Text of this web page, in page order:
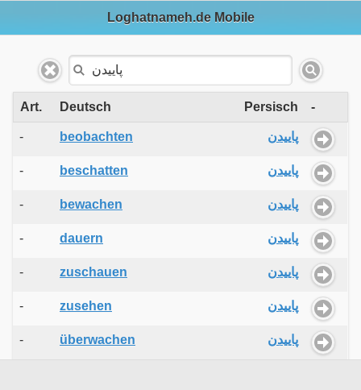
Loghatnameh.de Mobile
Art. Deutsch Persisch -
- beobachten پاییدن
- beschatten پاییدن
- bewachen پاییدن
- dauern پاییدن
- zuschauen پاییدن
- zusehen پاییدن
- überwachen پاییدن